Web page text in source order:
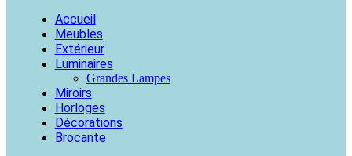
Accueil
Meubles
Extérieur
Luminaires
Grandes Lampes
Miroirs
Horloges
Décorations
Brocante